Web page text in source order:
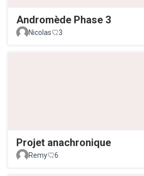
Andromède Phase 3
Nicolas 3
Projet anachronique
Remy 6